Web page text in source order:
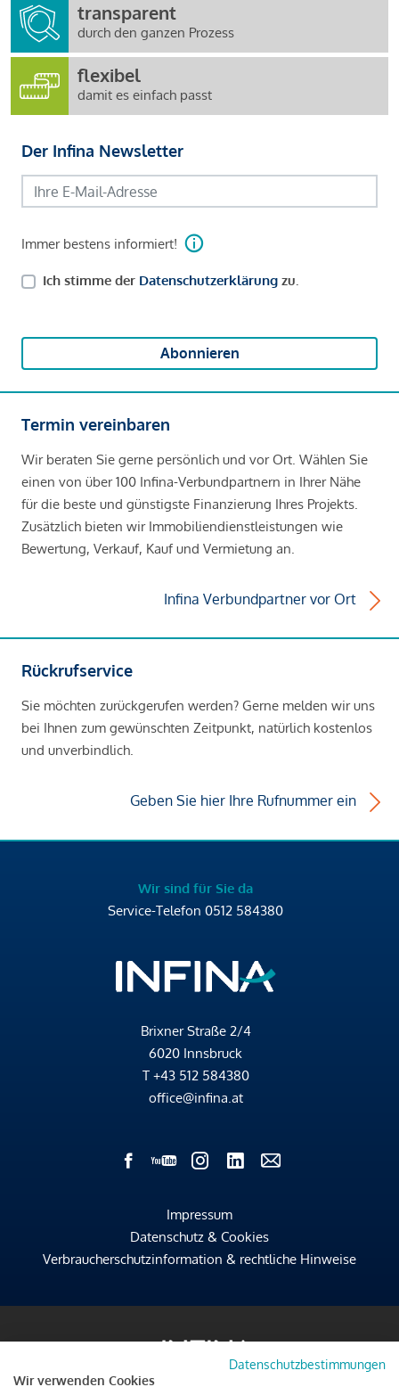
transparent
durch den ganzen Prozess
flexibel
damit es einfach passt
Der Infina Newsletter
Immer bestens informiert!
Ich stimme der Datenschutzerklärung zu.
Abonnieren
Termin vereinbaren
Wir beraten Sie gerne persönlich und vor Ort. Wählen Sie
einen von über 100 Infina-Verbundpartnern in Ihrer Nähe
für die beste und günstigste Finanzierung Ihres Projekts.
Zusätzlich bieten wir Immobiliendienstleistungen wie
Bewertung, Verkauf, Kauf und Vermietung an.
Infina Verbundpartner vor Ort
Rückrufservice
Sie möchten zurückgerufen werden? Gerne melden wir uns
bei Ihnen zum gewünschten Zeitpunkt, natürlich kostenlos
und unverbindlich.
Geben Sie hier Ihre Rufnummer ein
Wir sind für Sie da
Service-Telefon 0512 584380
Brixner Straße 2/4
6020 Innsbruck
T +43 512 584380
office@infina.at
Impressum
Datenschutz & Cookies
Verbraucherschutzinformation & rechtliche Hinweise
Datenschutzbestimmungen
Wir verwenden Cookies